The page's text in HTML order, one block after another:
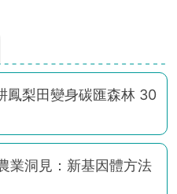
鳳梨田變身碳匯森林 30
業洞見：新基因體方法